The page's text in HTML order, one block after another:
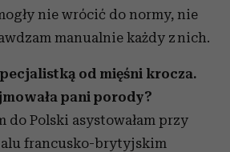
nie wrócić do normy, nie
manualnie każdy z nich.
od mięśni krocza.
pani porody?
do Polski asystowałam przy
francusko-brytyjskim